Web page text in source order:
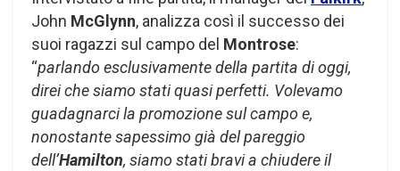
John McGlynn, analizza così il successo dei
suoi ragazzi sul campo del Montrose:
“parlando esclusivamente della partita di oggi,
direi che siamo stati quasi perfetti. Volevamo
guadagnarci la promozione sul campo e,
nonostante sapessimo già del pareggio
dell’Hamilton, siamo stati bravi a chiudere il